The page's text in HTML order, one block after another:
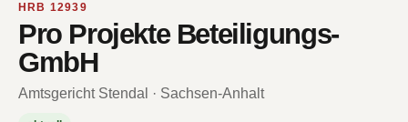
HRB 12939
Pro Projekte Beteiligungs-
GmbH
Amtsgericht Stendal · Sachsen-Anhalt